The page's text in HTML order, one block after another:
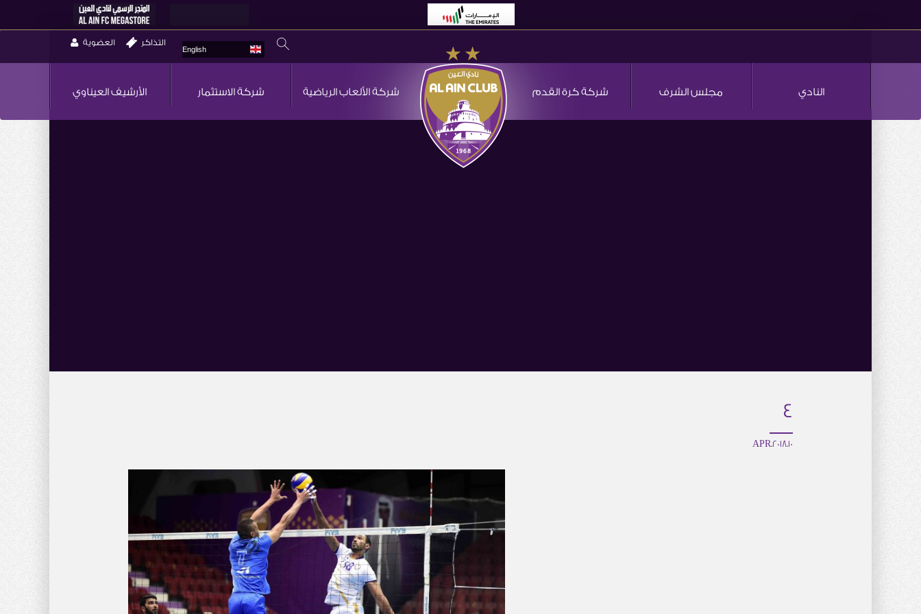
English
التذاكر العضوية
النادي مجلس الشرف شركة كرة القدم الأرشيف العيناوي شركة الاستثمار شركة الألعاب الرياضية
4
10.APR.2018